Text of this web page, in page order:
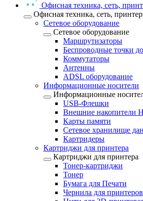
Офисная техника, cеть,
Офисная техника, cеть,
Сетевое оборудование
Сетевое оборудование
Маршрутизаторы
Беспроводные точки
Коммутаторы
Антенны
ADSL оборудование
Информационные носители
Информационные
USB-Флешки
Внешние накопители
Карты памяти
Сетевое хранилище
Картридеры
Картриджи для принтера
Картриджи для принтера
Тонер-картриджи
Тонер
Бумага для Печати
Чернила для принтеров